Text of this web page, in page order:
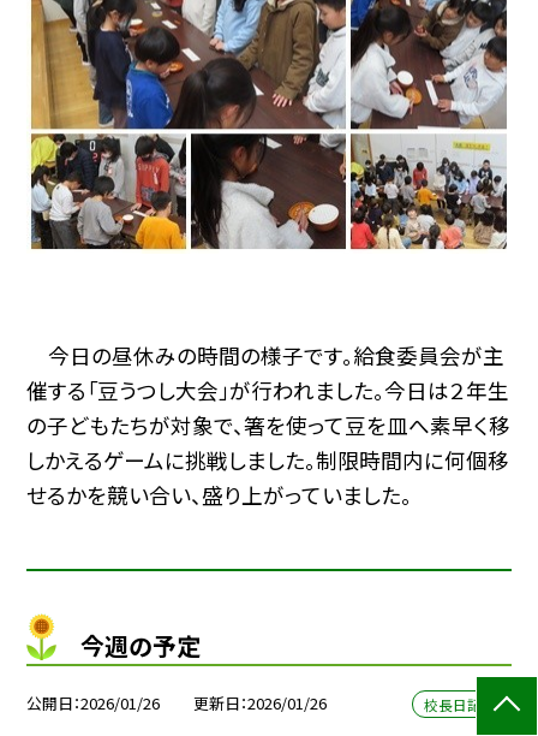
今日の昼休みの時間の様子です。給食委員会が主
催する「豆うつし大会」が行われました。今日は２年生
の子どもたちが対象で、箸を使って豆を皿へ素早く移
しかえるゲームに挑戦しました。制限時間内に何個移
せるかを競い合い、盛り上がっていました。
今週の予定
公開日 2026/01/26 更新日 2026/01/26 校長日記